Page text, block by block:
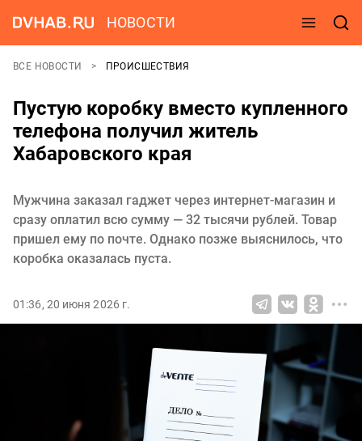
НОВОСТИ
ВСЕ НОВОСТИ ПРОИСШЕСТВИЯ
Пустую коробку вместо купленного
телефона получил житель
Хабаровского края
Мужчина заказал гаджет через интернет-магазин и
сразу оплатил всю сумму — 32 тысячи рублей. Товар
пришел ему по почте. Однако позже выяснилось, что
коробка оказалась пуста.
01:36, 20 июня 2026 г.